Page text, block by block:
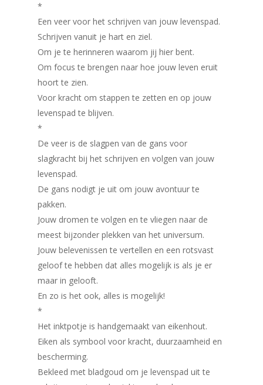
*
Een veer voor het schrijven van jouw levenspad.
Schrijven vanuit je hart en ziel.
Om je te herinneren waarom jij hier bent.
Om focus te brengen naar hoe jouw leven eruit
hoort te zien.
Voor kracht om stappen te zetten en op jouw
levenspad te blijven.
*
De veer is de slagpen van de gans voor
slagkracht bij het schrijven en volgen van jouw
levenspad.
De gans nodigt je uit om jouw avontuur te
pakken.
Jouw dromen te volgen en te vliegen naar de
meest bijzonder plekken van het universum.
Jouw belevenissen te vertellen en een rotsvast
geloof te hebben dat alles mogelijk is als je er
maar in gelooft.
En zo is het ook, alles is mogelijk!
*
Het inktpotje is handgemaakt van eikenhout.
Eiken als symbool voor kracht, duurzaamheid en
bescherming.
Bekleed met bladgoud om je levenspad uit te